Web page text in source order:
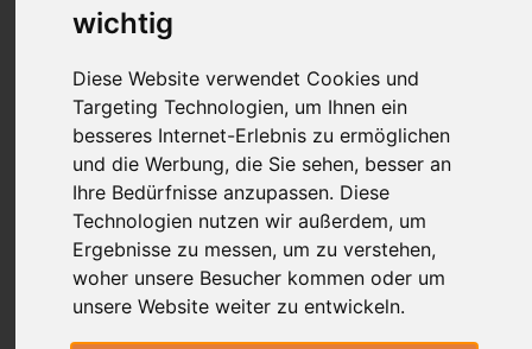
wichtig
Diese Website verwendet Cookies und
Targeting Technologien, um Ihnen ein
besseres Internet-Erlebnis zu ermöglichen
und die Werbung, die Sie sehen, besser an
Ihre Bedürfnisse anzupassen. Diese
Technologien nutzen wir außerdem, um
Ergebnisse zu messen, um zu verstehen,
woher unsere Besucher kommen oder um
unsere Website weiter zu entwickeln.